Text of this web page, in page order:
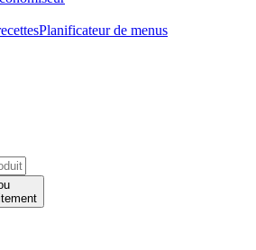
Planificateur de menus